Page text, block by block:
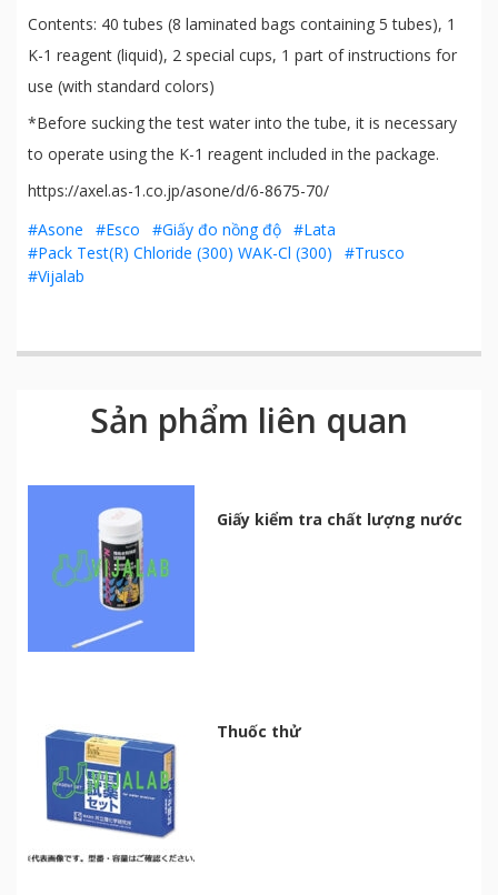
Contents: 40 tubes (8 laminated bags containing 5 tubes), 1
K-1 reagent (liquid), 2 special cups, 1 part of instructions for
use (with standard colors)
*Before sucking the test water into the tube, it is necessary
to operate using the K-1 reagent included in the package.
https://axel.as-1.co.jp/asone/d/6-8675-70/
#Asone
#Esco #Giấy đo nồng độ #Lata
#Pack Test(R) Chloride (300) WAK-Cl (300)
#Trusco
#Vijalab
Sản phẩm liên quan
Giấy kiểm tra chất lượng nước
Thuốc thử